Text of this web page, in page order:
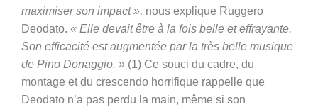
maximiser son impact », nous explique Ruggero
Deodato. « Elle devait être à la fois belle et effrayante.
Son efficacité est augmentée par la très belle musique
de Pino Donaggio. » (1) Ce souci du cadre, du
montage et du crescendo horrifique rappelle que
Deodato n’a pas perdu la main, même si son